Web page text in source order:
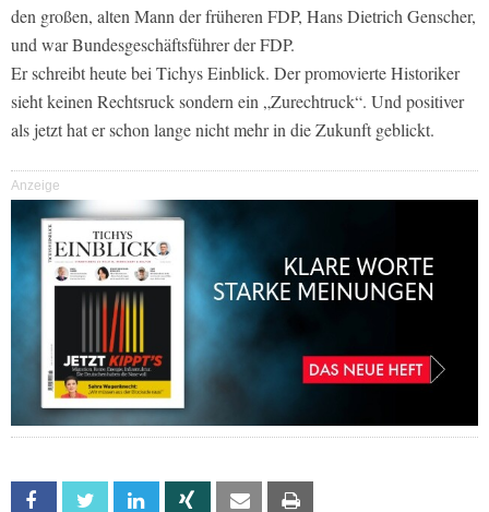
den großen, alten Mann der früheren FDP, Hans Dietrich Genscher,
und war Bundesgeschäftsführer der FDP.
Er schreibt heute bei Tichys Einblick. Der promovierte Historiker
sieht keinen Rechtsruck sondern ein „Zurechtruck“. Und positiver
als jetzt hat er schon lange nicht mehr in die Zukunft geblickt.
Anzeige
Facebook Twitter Linkedin Xing Email